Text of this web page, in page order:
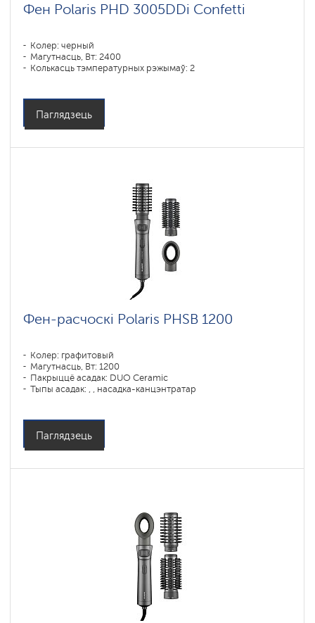
Фен Polaris PHD 3005DDi Confetti
Колер: черный
Магутнасць, Вт: 2400
Колькасць тэмпературных рэжымаў: 2
Паглядзець
Фен-расчоскі Polaris PHSB 1200
Колер: графитовый
Магутнасць, Вт: 1200
Пакрыццё асадак: DUO Ceramic
Тыпы асадак: , , насадка-канцэнтратар
Паглядзець